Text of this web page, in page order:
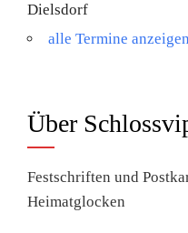
Dielsdorf
alle Termine anzeigen
Über
Festschriften und
Heimatglocken